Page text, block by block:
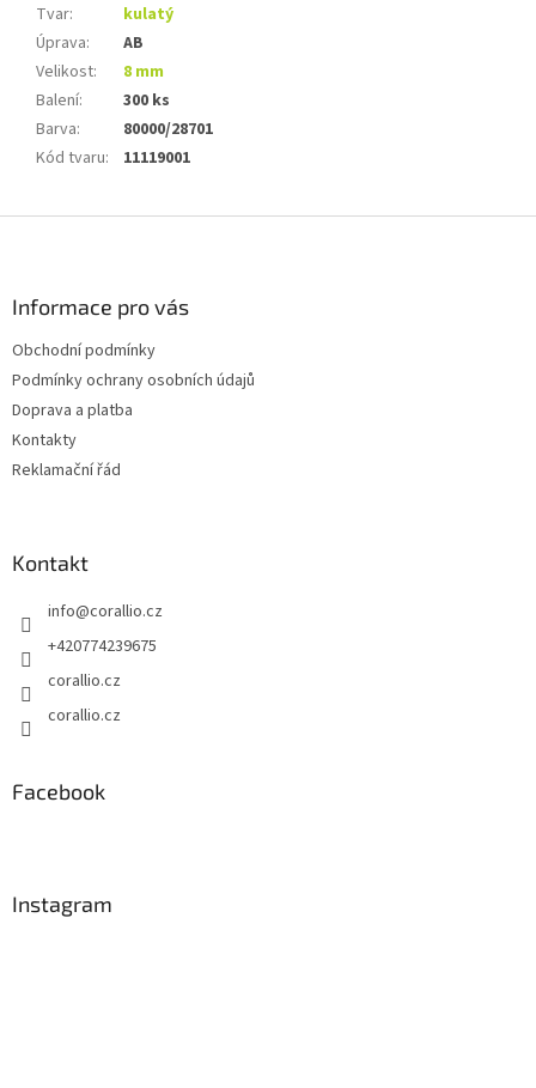
Tvar:
kulatý
Úprava:
AB
Velikost:
8 mm
Balení:
300 ks
Barva:
80000/28701
Kód tvaru: 11119001
Informace pro vás
Obchodní podmínky
Podmínky ochrany osobních údajů
Doprava a platba
Kontakty
Reklamační řád
Kontakt
info@corallio.cz
+420774239675
corallio.cz
corallio.cz
Facebook
Instagram